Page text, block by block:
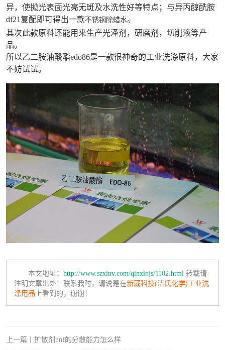
异，使抛光表面光亮无斑及水洗性好等特点；与异丙醇酰胺
df21复配即可得出一款不锈钢除蜡水。
其次此款原料还能用来生产光泽剂，研磨剂，切削液等产
品。
所以乙二胺油酸酯edo86是一款很神奇的工业洗涤原料，大家
不妨试试。
本文地址： http://www.szxinv.com/qinxinjs/1102.html 转载请
注明文章出处！联系我时，请说是在新葳科技(洁氏化学)工业洗
涤用品 上看到的，谢谢！
上一篇
扩散剂nnf的分散能力怎么样